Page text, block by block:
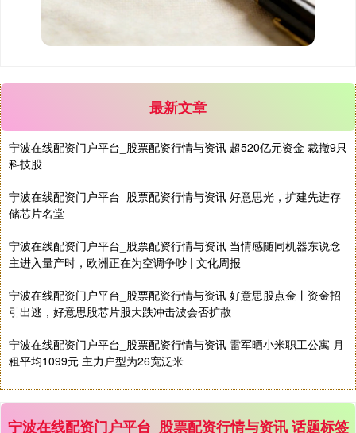
期指IC0 7877.80 +164.40 +2.13%
上证综指 3940.04 +39.68
最新文章
宁波在线配资门户平台_股票配资行情与资讯 超520亿元资金 裁撤9只
科技股
宁波在线配资门户平台_股票配资行情与资讯 好意思光，扩建先进存
储芯片名堂
宁波在线配资门户平台_股票配资行情与资讯 当情感随同机器东说念
主进入量产时，欧洲正在为空调争吵 | 文化周报
宁波在线配资门户平台_股票配资行情与资讯 好意思股点金丨资金招
引出逃，好意思股芯片股大跌冲击波会否扩散
宁波在线配资门户平台_股票配资行情与资讯 雷军晒小米职工公寓 月
租平均1099元 主力户型为26宽泛米
宁波在线配资门户平台_股票配资行情与资讯 话题标签